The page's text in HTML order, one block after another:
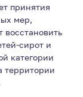
принятия
мер,
восстановить
сирот и
категории
территории